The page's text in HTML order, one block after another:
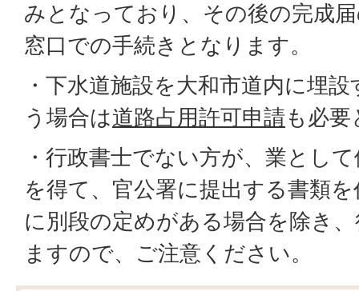
みとなっており、その後の完成
窓口での手続きとなります。
・下水道施設を大和市道内に埋
う場合は道路占用許可申請も必
・行政書士でない方が、業とし
を得て、官公署に提出する書類
に別段の定めがある場合を除き
ますので、ご注意ください。